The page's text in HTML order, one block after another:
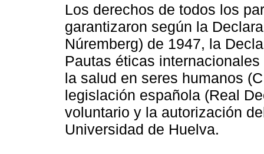
Los derechos de todos los
garantizaron según la
Núremberg) de 1947, la
Pautas éticas
la salud en seres humanos
legislación española (Real
voluntario y la autorización
Universidad de Huelva.